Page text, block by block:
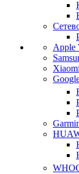
Apple
Xiaomi